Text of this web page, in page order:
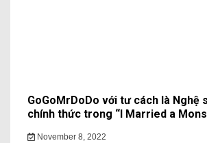
GoGoMrDoDo với tư cách là Nghệ
chính thức trong “I Married a
November 8, 2022